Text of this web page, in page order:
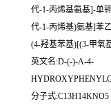
代-1-丙烯基氨基]-单
代-1-丙烯基)氨基]苯
(4-羟基苯基)[(3-甲氧
英文名:D-(-)-A-4-
分子式:C13H14KNO5